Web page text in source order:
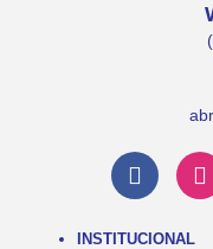
INSTITUCIONAL